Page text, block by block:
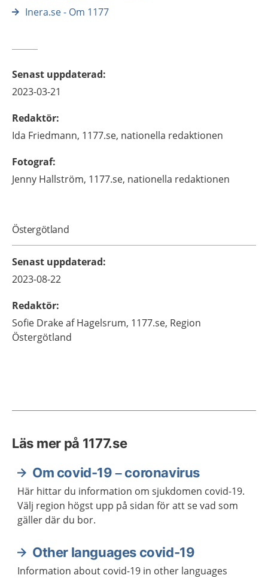
Inera.se - Om 1177
Senast uppdaterad:
2023-03-21
Redaktör:
Ida Friedmann, 1177.se, nationella redaktionen
Fotograf:
Jenny Hallström, 1177.se, nationella redaktionen
Östergötland
Senast uppdaterad:
2023-08-22
Redaktör:
Sofie Drake af Hagelsrum, 1177.se, Region
Östergötland
Läs mer på 1177.se
Om covid-19 – coronavirus
Här hittar du information om sjukdomen covid-19.
Välj region högst upp på sidan för att se vad som
gäller där du bor.
Other languages covid-19
Information about covid-19 in other languages